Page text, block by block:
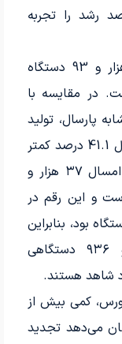
پارس‌‌‌‌‌‌‌‌‌ خودرو 34.3‌ درصد رشد را تجربه‌
پارس‌خودرو در 9 ماهه امسال، 45‌ هزار و 93 دستگاه
در مقایسه با
مدت مشابه پارسال، تولید
این شرکت 31 هزار و 513 دستگاه معادل 41.1‌ درصد کمتر
شده‌ است. این خودروساز در ۹‌ ماهه امسال ۳۷‌ هزار و
و این رقم در
سال‌گذشته ۷۰‌ هزار و ۹۹‌ دستگاه بود، بنابراین
پارس‌ خودرویی‌ها افت ۳۲‌ هزار و ۹۳۶ دستگاهی
کمی بیش از
که نشان می‌دهد تجدید